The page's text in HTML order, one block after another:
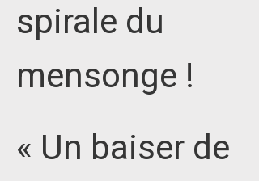
spirale du
mensonge !
« Un baiser de